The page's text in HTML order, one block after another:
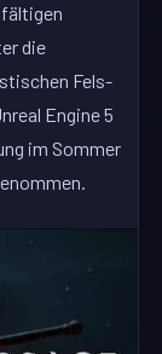
die
Fels-
Engine 5
im Sommer